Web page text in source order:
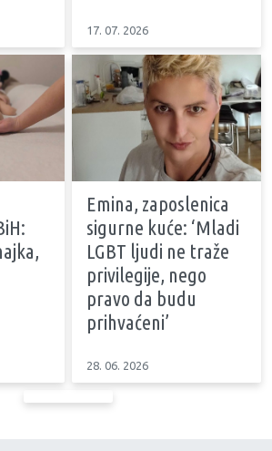
17. 07. 2026
Emina, zaposlenica
sigurne kuće: ‘Mladi
LGBT ljudi ne traže
privilegije, nego
pravo da budu
prihvaćeni’
28. 06. 2026